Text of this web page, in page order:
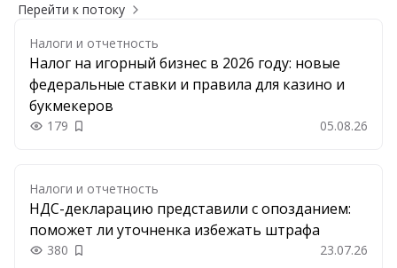
Перейти к потоку
Налоги и отчетность
Налог на игорный бизнес в 2026 году: новые
федеральные ставки и правила для казино и
букмекеров
179 Добавить в закладки 05.08.26
Налоги и отчетность
НДС-декларацию представили с опозданием:
поможет ли уточненка избежать штрафа
380 Добавить в закладки 23.07.26